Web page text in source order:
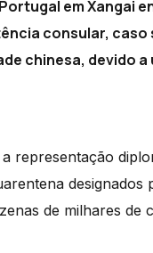
em Xangai
consular, caso
chinesa, devido a
representação
designados
de milhares de